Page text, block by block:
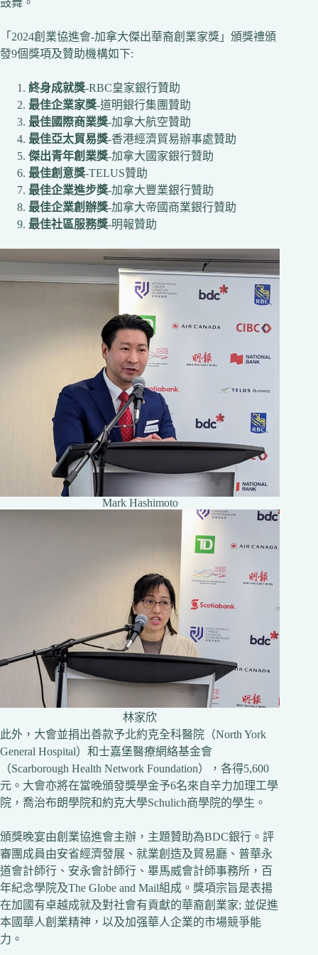
「2024創業協進會-加拿大傑出華裔創業家獎」頒獎禮頒
發9個獎項及贊助機構如下:
終身成就獎-RBC皇家銀行贊助
最佳企業家獎-道明銀行集團贊助
最佳國際商業獎-加拿大航空贊助
最佳亞太貿易獎-香港經濟貿易辦事處贊助
傑出青年創業獎-加拿大國家銀行贊助
最佳創意獎-TELUS贊助
最佳企業進步獎-加拿大豐業銀行贊助
最佳企業創辦獎-加拿大帝國商業銀行贊助
最佳社區服務獎-明報贊助
Mark Hashimoto
林家欣
此外，大會並捐出善款予北約克全科醫院（North York
General Hospital）和士嘉堡醫療網絡基金會
（Scarborough Health Network Foundation），各得5,600
元。大會亦將在當晚頒發獎學金予6名來自辛力加理工學
院，喬治布朗學院和約克大學Schulich商學院的學生。
頒獎晚宴由創業協進會主辦，主題贊助為BDC銀行。評
審團成員由安省經濟發展、就業創造及貿易廳、普華永
道會計師行、安永會計師行、畢馬威會計師事務所，百
年紀念學院及The Globe and Mail組成。獎項宗旨是表揚
在加國有卓越成就及對社會有貢獻的華裔創業家; 並促進
本國華人創業精神，以及加强華人企業的市場競爭能
力。